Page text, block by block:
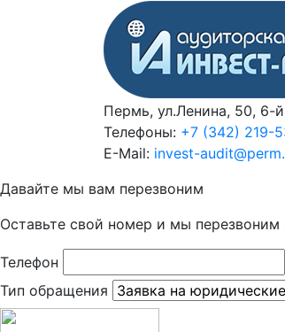
Пермь, ул.Ленина, 50, 6-
Телефоны: +7 (342) 219-
E-Mail: invest-
Давайте мы вам перезвоним
Оставьте свой номер и мы перезвоним
Телефон
Тип обращения